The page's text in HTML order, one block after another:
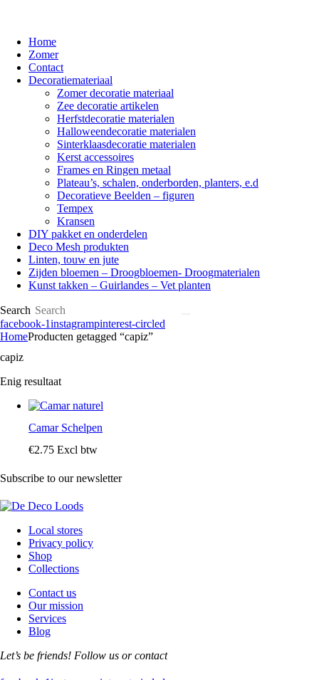
Home
Zomer
Contact
Decoratiemateriaal
Zomer decoratie materiaal
Zee decoratie artikelen
Herfstdecoratie materialen
Halloweendecoratie materialen
Sinterklaasdecoratie materialen
Kerst accessoires
Frames en Ringen metaal
Plateau’s, schalen, onderborden, planters, e.d
Decoratieve Beelden – figuren
Tempex
Kransen
DIY pakket en onderdelen
Deco Mesh produkten
Linten, touw en jute
Zijden bloemen – Droogbloemen- Droogmaterialen
Kunst takken – Guirlandes – Vet planten
Search
facebook-1instagrampinterest-circled
HomeProducten getagged “capiz”
capiz
Enig resultaat
Camar Schelpen
€2.75 Excl btw
Subscribe to our newsletter
Local stores
Privacy policy
Shop
Collections
Contact us
Our mission
Services
Blog
Let’s be friends! Follow us or contact